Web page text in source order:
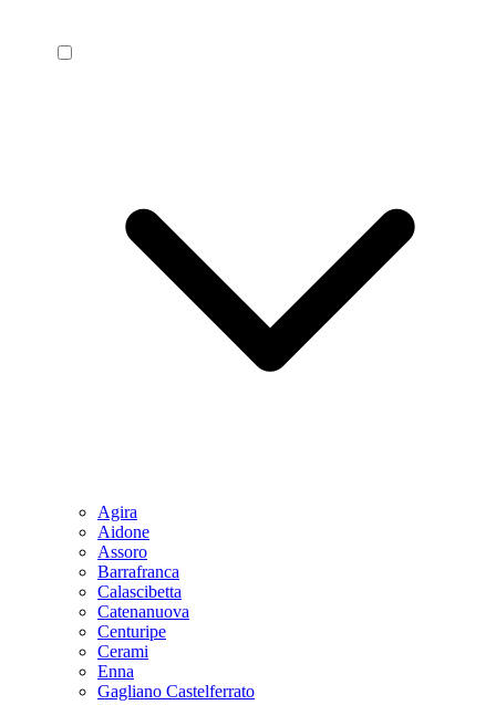
Agira
Aidone
Assoro
Barrafranca
Calascibetta
Catenanuova
Centuripe
Cerami
Enna
Gagliano Castelferrato